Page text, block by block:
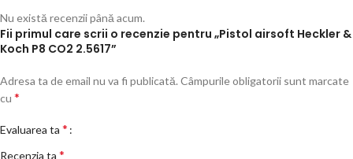
Nu există recenzii până acum.
Fii primul care scrii o recenzie pentru „Pistol airsoft Heckler &
Koch P8 CO2 2.5617”
Adresa ta de email nu va fi publicată. Câmpurile obligatorii sunt marcate
cu *
Evaluarea ta *
Recenzia ta *